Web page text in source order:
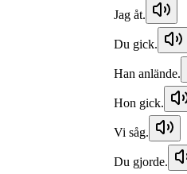
Jag åt.
Du gick.
Han anlände.
Hon gick.
Vi såg.
Du gjorde.